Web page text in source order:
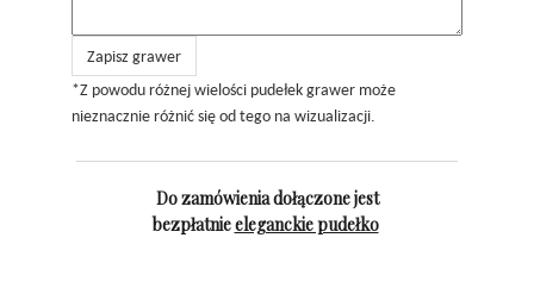
Zapisz grawer
*Z powodu różnej wielości pudełek grawer może
nieznacznie różnić się od tego na wizualizacji.
Do zamówienia dołączone jest
bezpłatnieeleganckie pudełko